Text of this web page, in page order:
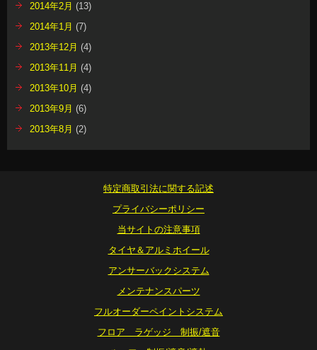
2014年2月 (13)
2014年1月 (7)
2013年12月 (4)
2013年11月 (4)
2013年10月 (4)
2013年9月 (6)
2013年8月 (2)
特定商取引法に関する記述
プライバシーポリシー
当サイトの注意事項
タイヤ＆アルミホイール
アンサーバックシステム
メンテナンスパーツ
フルオーダーペイントシステム
フロア ラゲッジ 制振/遮音